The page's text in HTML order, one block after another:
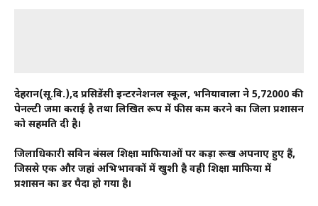
देहरादून(सू.वि.),द प्रसिडेंसी इन्टरनेशनल स्कूल, भनियावाला ने 5,72000 की
पेनल्टी जमा कराई है तथा लिखित रूप में फीस कम करने का जिला प्रशासन
को सहमति दी है।
जिलाधिकारी सविन बंसल शिक्षा माफियाओं पर कड़ा रूख अपनाए हुए हैं,
जिससे एक और जहां अभिभावकों में खुशी है वही शिक्षा माफिया में
प्रशासन का डर पैदा हो गया है।